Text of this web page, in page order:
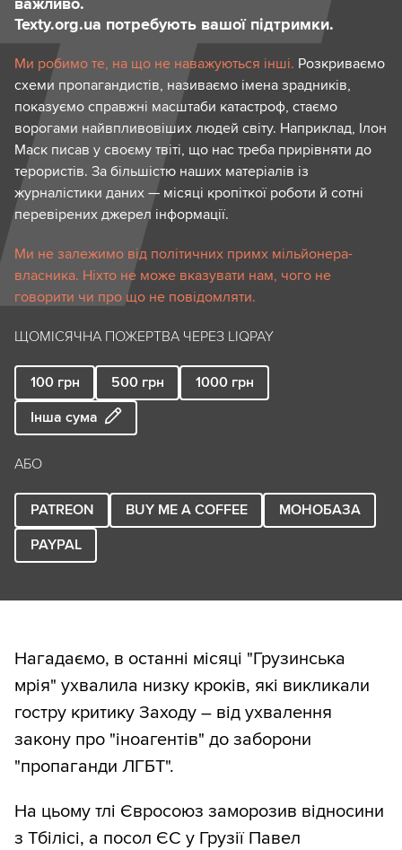
Texty.org.ua потребують вашої підтримки.
Ми робимо те, на що не наважуються інші. Розкриваємо
схеми пропагандистів, називаємо імена зрадників,
показуємо справжні масштаби катастроф, стаємо
ворогами найвпливовіших людей світу. Наприклад, Ілон
Маск писав у своєму твіті, що нас треба прирівняти до
терористів. За більшістю наших матеріалів із
журналістики даних — місяці кропіткої роботи й сотні
перевірених джерел інформації.
Ми не залежимо від політичних примх мільйонера-
власника. Ніхто не може вказувати нам, чого не
говорити чи про що не повідомляти.
ЩОМІСЯЧНА ПОЖЕРТВА ЧЕРЕЗ LIQPAY
100 грн 500 грн 1000 грн
Інша сума
АБО
PATREON BUY ME A COFFEE
МОНОБАЗА
PAYPAL
Нагадаємо, в останні місяці "Грузинська
мрія" ухвалила низку кроків, які викликали
гостру критику Заходу – від ухвалення
закону про "іноагентів" до заборони
"пропаганди ЛГБТ".
На цьому тлі Євросоюз заморозив відносини
з Тбілісі, а посол ЄС у Грузії Павел